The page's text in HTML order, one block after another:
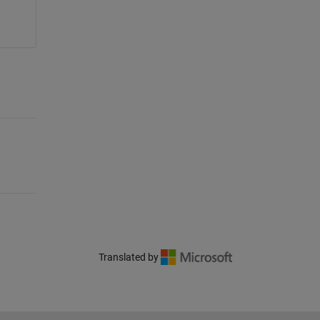
Translated by